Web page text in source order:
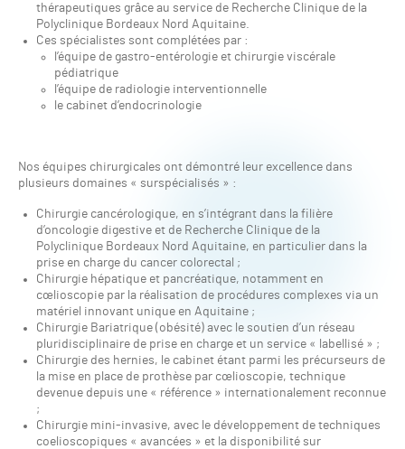
thérapeutiques grâce au service de Recherche Clinique de la
Polyclinique Bordeaux Nord Aquitaine.
Ces spécialistes sont complétées par :
l’équipe de gastro-entérologie et chirurgie viscérale
pédiatrique
l’équipe de radiologie interventionnelle
le cabinet d’endocrinologie
Nos équipes chirurgicales ont démontré leur excellence dans
plusieurs domaines « surspécialisés » :
Chirurgie cancérologique, en s’intégrant dans la filière
d’oncologie digestive et de Recherche Clinique de la
Polyclinique Bordeaux Nord Aquitaine, en particulier dans la
prise en charge du cancer colorectal ;
Chirurgie hépatique et pancréatique, notamment en
cœlioscopie par la réalisation de procédures complexes via un
matériel innovant unique en Aquitaine ;
Chirurgie Bariatrique (obésité) avec le soutien d’un réseau
pluridisciplinaire de prise en charge et un service « labellisé » ;
Chirurgie des hernies, le cabinet étant parmi les précurseurs de
la mise en place de prothèse par cœlioscopie, technique
devenue depuis une « référence » internationalement reconnue
;
Chirurgie mini-invasive, avec le développement de techniques
coelioscopiques « avancées » et la disponibilité sur